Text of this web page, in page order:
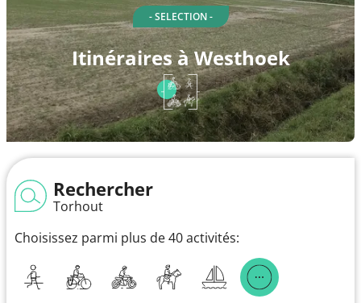
- SELECTION -
Itinéraires à Westhoek
Rechercher
Torhout
Choisissez parmi plus de 40 activités: